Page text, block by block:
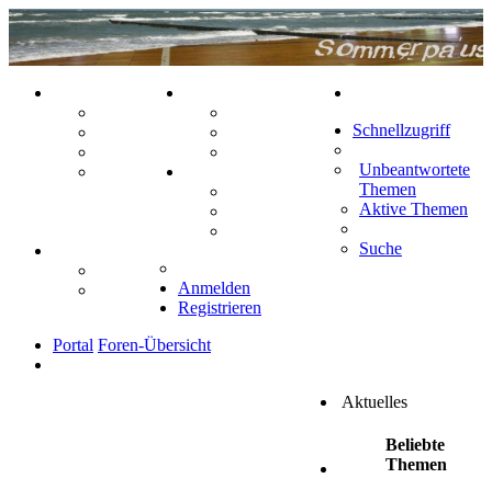
Mastodon
Treffenübersicht
Zitatesammlung
Schiffe versenken
Tipprunde
Comunio
Schnellzugriff
Unbeantwortete
Themen
Aktive Themen
Suche
Anmelden
Registrieren
Portal Foren-Übersicht
Aktuelles
Beliebte
Themen